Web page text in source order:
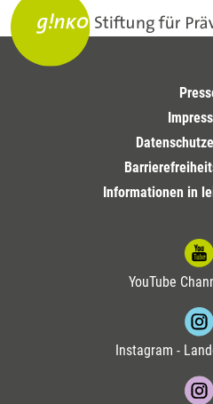
Informationen in
YouTube
Instagram -